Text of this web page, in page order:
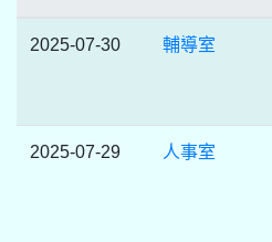
2025-07-30 輔導室
2025-07-29 人事室